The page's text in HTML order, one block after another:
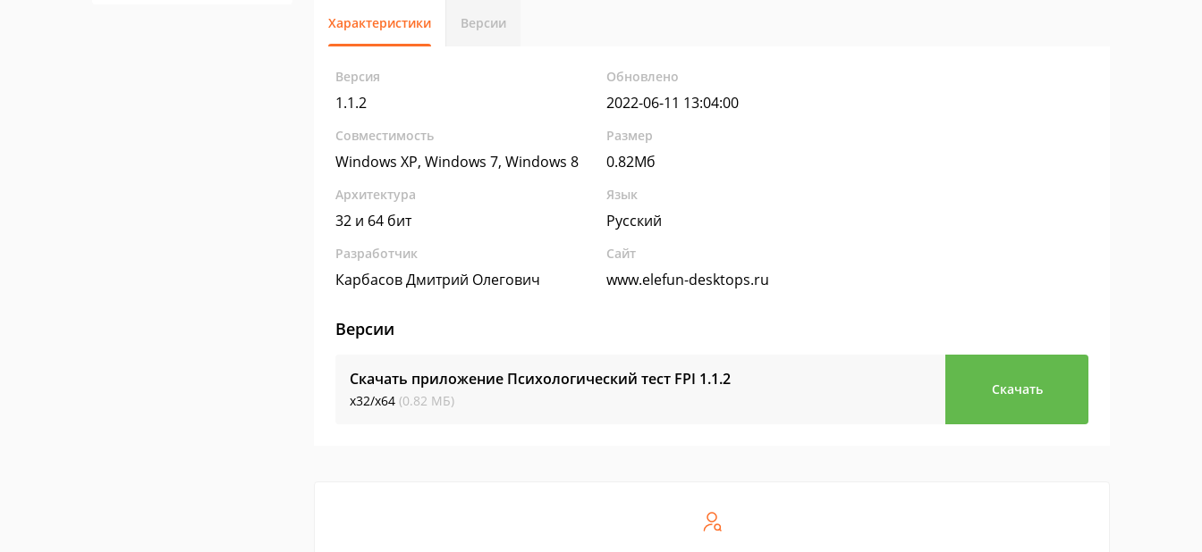
Характеристики Версии
Версия
1.1.2
Обновлено
2022-06-11 13:04:00
Совместимость
Windows XP, Windows 7, Windows 8
Размер
0.82Мб
Архитектура
32 и 64 бит
Язык
Русский
Разработчик
Карбасов Дмитрий Олегович
Сайт
www.elefun-desktops.ru
Версии
Скачать приложение Психологический тест FPI 1.1.2
x32/x64 (0.82 МБ)
Скачать